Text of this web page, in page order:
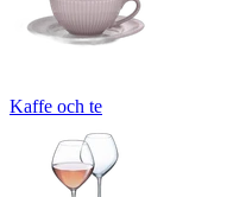
Kaffe och te